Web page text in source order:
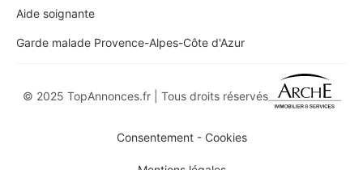
Aide soignante
Garde malade Provence-Alpes-Côte d'Azur
© 2025 TopAnnonces.fr | Tous droits réservés
Consentement - Cookies